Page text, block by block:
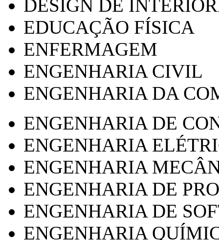
DESIGN DE
EDUCAÇÃO FÍSICA
ENFERMAGEM
ENGENHARIA CIVIL
ENGENHARIA DA
ENGENHARIA DE
ENGENHARIA
ENGENHARIA
ENGENHARIA DE
ENGENHARIA DE
ENGENHARIA